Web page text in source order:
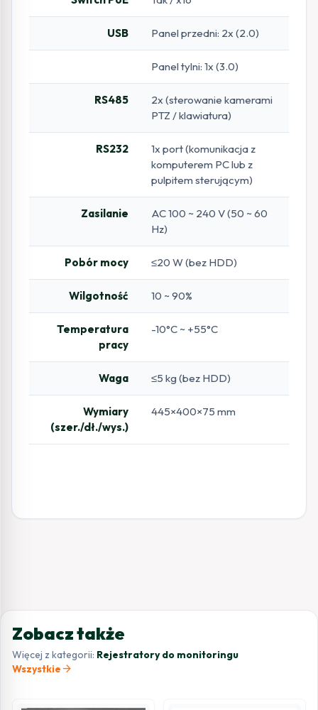
USB Panel przedni: 2x (2.0)
Panel tylni: 1x (3.0)
RS485
2x (sterowanie kamerami
PTZ / klawiatura)
RS232
1x port (komunikacja z
komputerem PC lub z
pulpitem sterującym)
Zasilanie
AC 100 ~ 240 V (50 ~ 60
Hz)
Pobór mocy ≤20 W (bez HDD)
Wilgotność 10 ~ 90%
Temperatura
pracy
-10°C ~ +55°C
Waga ≤5 kg (bez HDD)
Wymiary
(szer./dł./wys.)
445×400×75 mm
Zobacz także
Więcej z kategorii: Rejestratory do monitoringu
Wszystkie arrow_forward